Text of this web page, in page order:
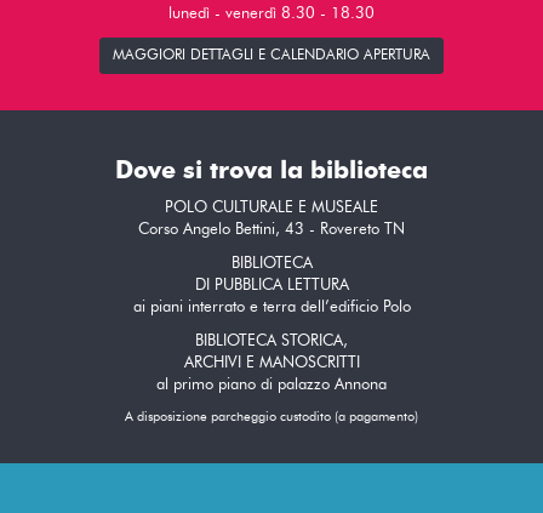
lunedì - venerdì 8.30 - 18.30
MAGGIORI DETTAGLI E CALENDARIO APERTURA
Dove si trova la biblioteca
POLO CULTURALE E MUSEALE
Corso Angelo Bettini, 43 - Rovereto TN
BIBLIOTECA
DI PUBBLICA LETTURA
ai piani interrato e terra dell’edificio Polo
BIBLIOTECA STORICA,
ARCHIVI E MANOSCRITTI
al primo piano di palazzo Annona
A disposizione parcheggio custodito (a pagamento)